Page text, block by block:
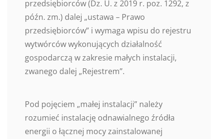
przedsiębiorców (Dz. U. z 2019 r. poz. 1292, z
późn. zm.) dalej „ustawa – Prawo
przedsiębiorców” i wymaga wpisu do rejestru
wytwórców wykonujących działalność
gospodarczą w zakresie małych instalacji,
zwanego dalej „Rejestrem”.
Pod pojęciem „małej instalacji” należy
rozumieć instalację odnawialnego źródła
energii o łącznej mocy zainstalowanej